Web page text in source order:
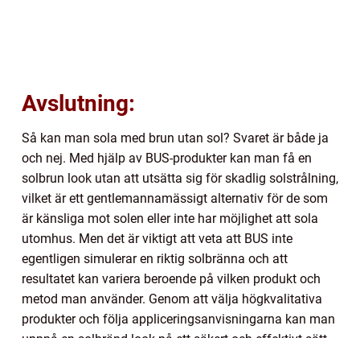
Avslutning:
Så kan man sola med brun utan sol? Svaret är både ja
och nej. Med hjälp av BUS-produkter kan man få en
solbrun look utan att utsätta sig för skadlig solstrålning,
vilket är ett gentlemannamässigt alternativ för de som
är känsliga mot solen eller inte har möjlighet att sola
utomhus. Men det är viktigt att veta att BUS inte
egentligen simulerar en riktig solbränna och att
resultatet kan variera beroende på vilken produkt och
metod man använder. Genom att välja högkvalitativa
produkter och följa appliceringsanvisningarna kan man